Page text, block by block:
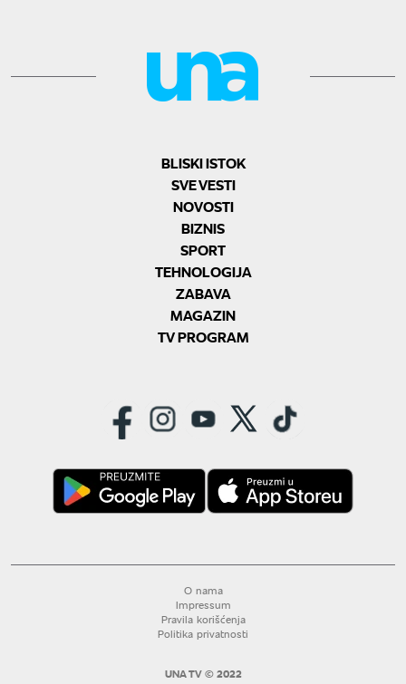
BLISKI ISTOK
SVE VESTI
NOVOSTI
BIZNIS
SPORT
TEHNOLOGIJA
ZABAVA
MAGAZIN
TV PROGRAM
O nama
Impressum
Pravila korišćenja
Politika privatnosti
UNA TV © 2022